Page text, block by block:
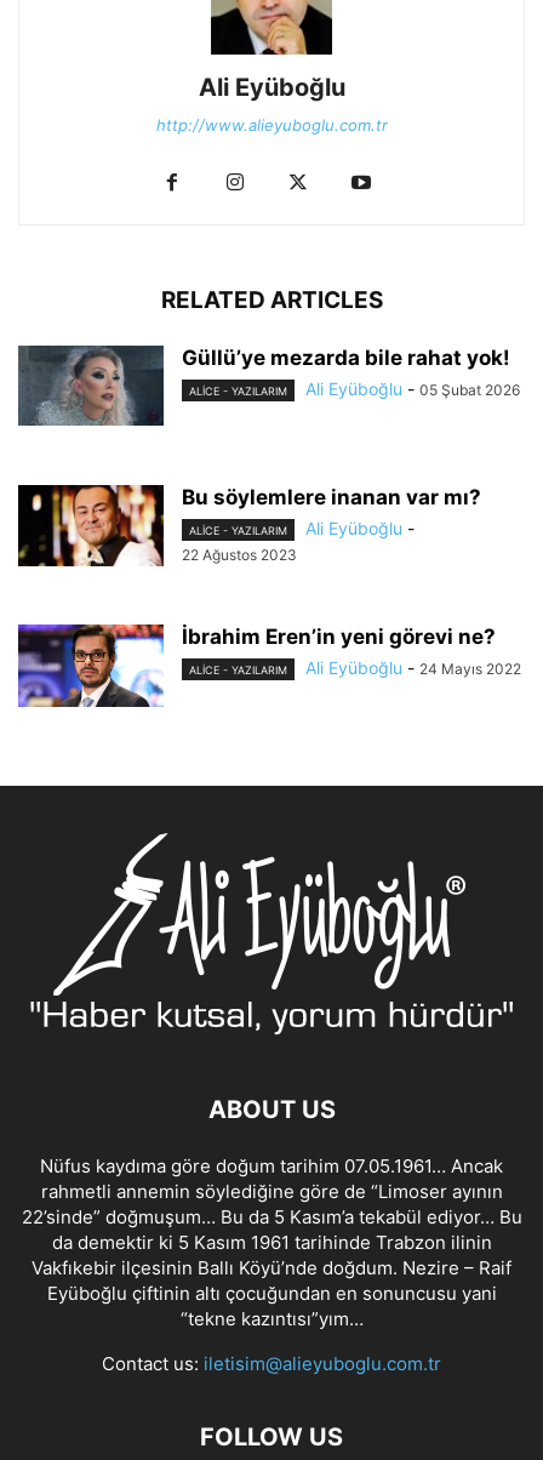
Ali Eyüboğlu
http://www.alieyuboglu.com.tr
RELATED ARTICLES
Güllü’ye mezarda bile rahat yok!
ALİCE - YAZILARIM Ali Eyüboğlu - 05 Şubat 2026
Bu söylemlere inanan var mı?
ALİCE - YAZILARIM Ali Eyüboğlu -
22 Ağustos 2023
İbrahim Eren’in yeni görevi ne?
ALİCE - YAZILARIM Ali Eyüboğlu - 24 Mayıs 2022
ABOUT US
Nüfus kaydıma göre doğum tarihim 07.05.1961… Ancak
rahmetli annemin söylediğine göre de “Limoser ayının
22’sinde” doğmuşum… Bu da 5 Kasım’a tekabül ediyor… Bu
da demektir ki 5 Kasım 1961 tarihinde Trabzon ilinin
Vakfıkebir ilçesinin Ballı Köyü’nde doğdum. Nezire – Raif
Eyüboğlu çiftinin altı çocuğundan en sonuncusu yani
“tekne kazıntısı”yım…
Contact us: iletisim@alieyuboglu.com.tr
FOLLOW US